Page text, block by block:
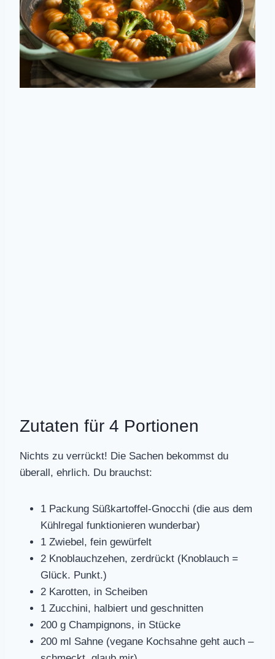
Zutaten für 4 Portionen
Nichts zu verrückt! Die Sachen bekommst du
überall, ehrlich. Du brauchst:
1 Packung Süßkartoffel-Gnocchi (die aus dem
Kühlregal funktionieren wunderbar)
1 Zwiebel, fein gewürfelt
2 Knoblauchzehen, zerdrückt (Knoblauch =
Glück. Punkt.)
2 Karotten, in Scheiben
1 Zucchini, halbiert und geschnitten
200 g Champignons, in Stücke
200 ml Sahne (vegane Kochsahne geht auch –